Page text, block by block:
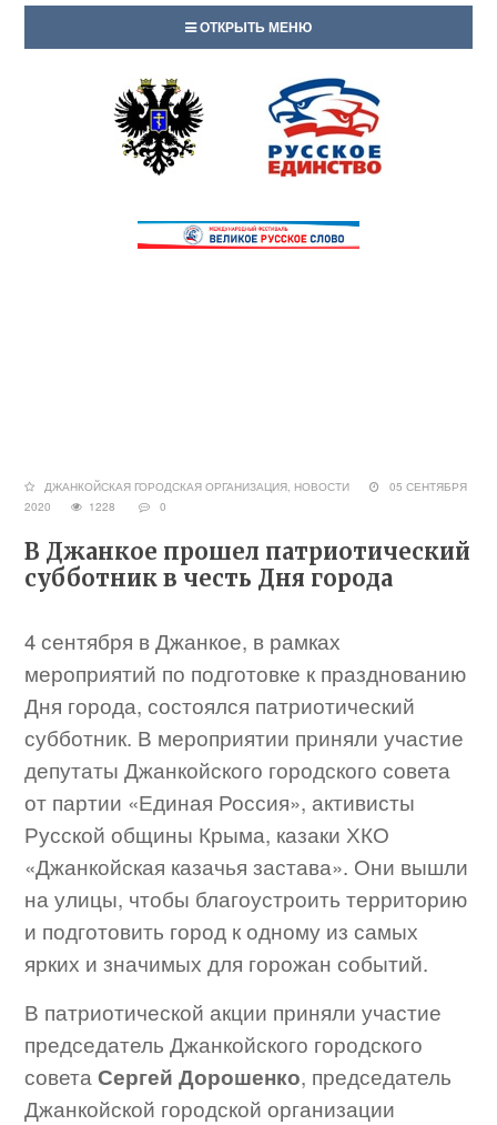
ОТКРЫТЬ МЕНЮ
ДЖАНКОЙСКАЯ ГОРОДСКАЯ ОРГАНИЗАЦИЯ, НОВОСТИ
05 СЕНТЯБРЯ
2020
1228 0
В Джанкое прошел патриотический
субботник в честь Дня города
4 сентября в Джанкое, в рамках
мероприятий по подготовке к празднованию
Дня города, состоялся патриотический
субботник. В мероприятии приняли участие
депутаты Джанкойского городского совета
от партии «Единая Россия», активисты
Русской общины Крыма, казаки ХКО
«Джанкойская казачья застава». Они вышли
на улицы, чтобы благоустроить территорию
и подготовить город к одному из самых
ярких и значимых для горожан событий.
В патриотической акции приняли участие
председатель Джанкойского городского
советаСергей Дорошенко, председатель
Джанкойской городской организации